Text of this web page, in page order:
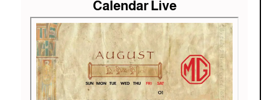
Calendar Live